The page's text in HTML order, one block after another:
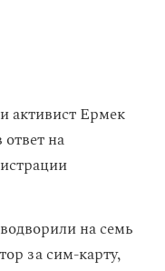
активист Ермек
на
на семь
за сим-карту,